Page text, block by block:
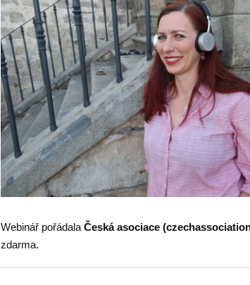
Webinář pořádala Česká asociace
zdarma.